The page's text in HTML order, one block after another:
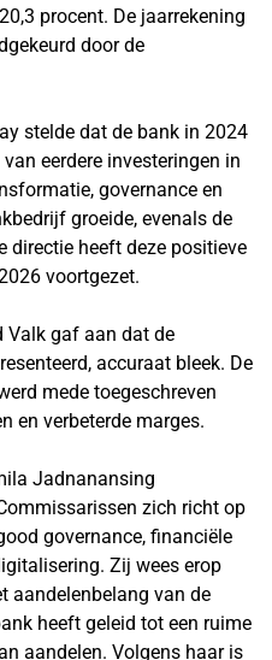
procent. De jaarrekening
door de
stelde dat de bank in 2024
eerdere investeringen in
governance en
groeide, evenals de
directie heeft deze positieve
voortgezet.
Valk gaf aan dat de
accuraat bleek. De
mede toegeschreven
en verbeterde marges.
Jadnanansing
zich richt op
governance, financiële
Zij wees erop
aandelenbelang van de
heeft geleid tot een ruime
aandelen. Volgens haar is